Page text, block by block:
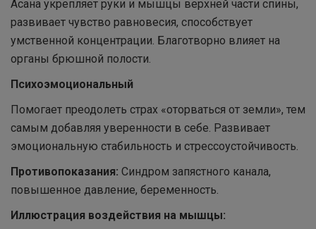
Асана укрепляет руки и мышцы верхней части спины,
развивает чувство равновесия, способствует
умственной концентрации. Благотворно влияет на
органы брюшной полости.
Психоэмоциональный
Помогает преодолеть страх «оторваться от земли», тем
самым добавляя уверенности в себе. Развивает
эмоциональную стабильность и стрессоустойчивость.
Противопоказания: Синдром запястного канала,
повышенное давление, беременность.
Иллюстрация воздействия на мышцы: